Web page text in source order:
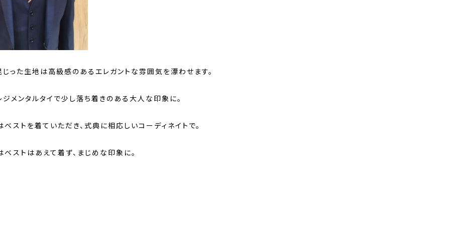
じった生地は高級感のあるエレガントな雰囲気を漂わせます。
メンタルタイで少し落ち着きのある大人な印象に。
ストを着ていただき、式典に相応しいコーディネイトで。
ストはあえて着ず、まじめな印象に。